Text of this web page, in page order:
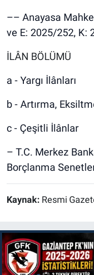
–– Anayasa
ve E: 2025/252, K:
İLÂN BÖLÜMÜ
a - Yargı İlânları
b - Artırma,
c - Çeşitli İlânlar
– T.C. Merkez
Borçlanma
Kaynak: Resmi